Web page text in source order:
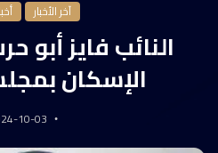
آخر الأخبار
النائب فايز أبو
الإسكان
10-03